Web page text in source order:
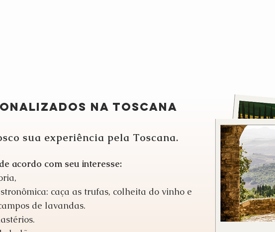
NA TOSCANA
sua experiência pela Toscana.
acordo com seu interesse:
caça as trufas, colheita do vinho e
de lavandas.